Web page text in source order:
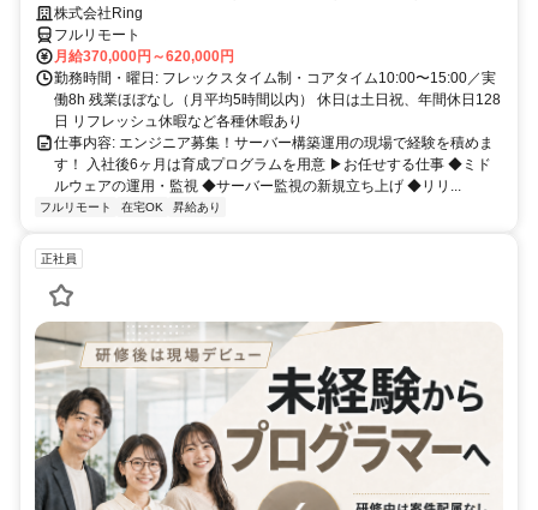
株式会社Ring
フルリモート
月給370,000円～620,000円
勤務時間・曜日: フレックスタイム制・コアタイム10:00〜15:00／実
働8h 残業ほぼなし（月平均5時間以内） 休日は土日祝、年間休日128
日 リフレッシュ休暇など各種休暇あり
仕事内容: エンジニア募集！サーバー構築運用の現場で経験を積めま
す！ 入社後6ヶ月は育成プログラムを用意 ▶お任せする仕事 ◆ミド
ルウェアの運用・監視 ◆サーバー監視の新規立ち上げ ◆リリ...
フルリモート 在宅OK 昇給あり
正社員